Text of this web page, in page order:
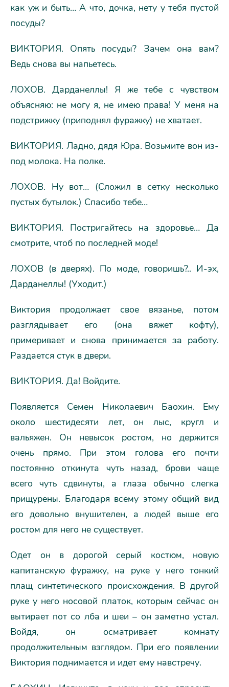
как уж и быть… А что, дочка, нету у тебя пустой
посуды?
ВИКТОРИЯ. Опять посуды? Зачем она вам?
Ведь снова вы напьетесь.
ЛОХОВ. Дарданеллы! Я же тебе с чувством
объясняю: не могу я, не имею права! У меня на
подстрижку (приподнял фуражку) не хватает.
ВИКТОРИЯ. Ладно, дядя Юра. Возьмите вон из-
под молока. На полке.
ЛОХОВ. Ну вот… (Сложил в сетку несколько
пустых бутылок.) Спасибо тебе…
ВИКТОРИЯ. Постригайтесь на здоровье… Да
смотрите, чтоб по последней моде!
ЛОХОВ (в дверях). По моде, говоришь?.. И-эх,
Дарданеллы! (Уходит.)
Виктория продолжает свое вязанье, потом
разглядывает его (она вяжет кофту),
примеривает и снова принимается за работу.
Раздается стук в двери.
ВИКТОРИЯ. Да! Войдите.
Появляется Семен Николаевич Баохин. Ему
около шестидесяти лет, он лыс, кругл и
вальяжен. Он невысок ростом, но держится
очень прямо. При этом голова его почти
постоянно откинута чуть назад, брови чаще
всего чуть сдвинуты, а глаза обычно слегка
прищурены. Благодаря всему этому общий вид
его довольно внушителен, а людей выше его
ростом для него не существует.
Одет он в дорогой серый костюм, новую
капитанскую фуражку, на руке у него тонкий
плащ синтетического происхождения. В другой
руке у него носовой платок, которым сейчас он
вытирает пот со лба и шеи – он заметно устал.
Войдя, он осматривает комнату
продолжительным взглядом. При его появлении
Виктория поднимается и идет ему навстречу.